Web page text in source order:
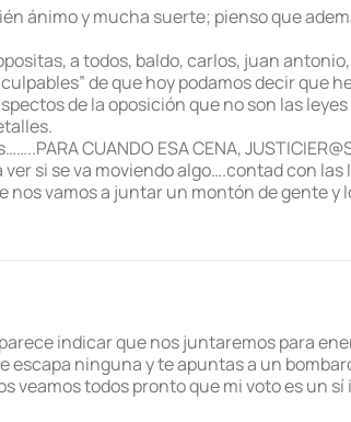
ánimo y mucha suerte; pienso que
a todos, baldo, carlos, juan
de que hoy podamos decir que
de la oposición que no son las
CUANDO ESA CENA,
si se va moviendo algo….contad con
nos vamos a juntar un montón de gente y
indicar que nos juntaremos para
escapa ninguna y te apuntas a un
veamos todos pronto que mi voto es un